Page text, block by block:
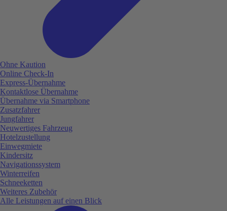
Ohne Kaution
Online Check-In
Express-Übernahme
Kontaktlose Übernahme
Übernahme via Smartphone
Zusatzfahrer
Jungfahrer
Neuwertiges Fahrzeug
Hotelzustellung
Einwegmiete
Kindersitz
Navigationssystem
Winterreifen
Schneeketten
Weiteres Zubehör
Alle Leistungen auf einen Blick